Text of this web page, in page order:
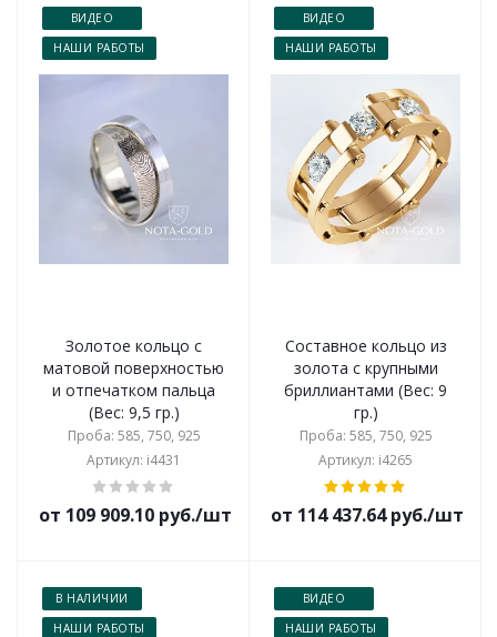
ВИДЕО
НАШИ РАБОТЫ
Золотое кольцо с
матовой поверхностью
и отпечатком пальца
(Вес: 9,5 гр.)
Проба: 585, 750, 925
Артикул: i4431
от 109 909.10 руб./шт
ВИДЕО
НАШИ РАБОТЫ
Составное кольцо из
золота с крупными
бриллиантами (Вес: 9
гр.)
Проба: 585, 750, 925
Артикул: i4265
от 114 437.64 руб./шт
В НАЛИЧИИ
НАШИ РАБОТЫ
ВИДЕО
НАШИ РАБОТЫ